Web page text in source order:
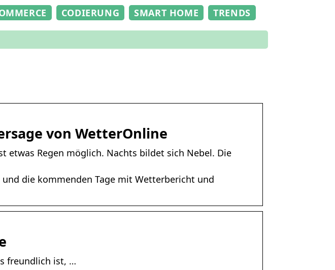
CODIERUNG SMART HOME TRENDS
von WetterOnline
etwas Regen möglich. Nachts bildet sich Nebel. Die
die kommenden Tage mit Wetterbericht und
freundlich ist, …